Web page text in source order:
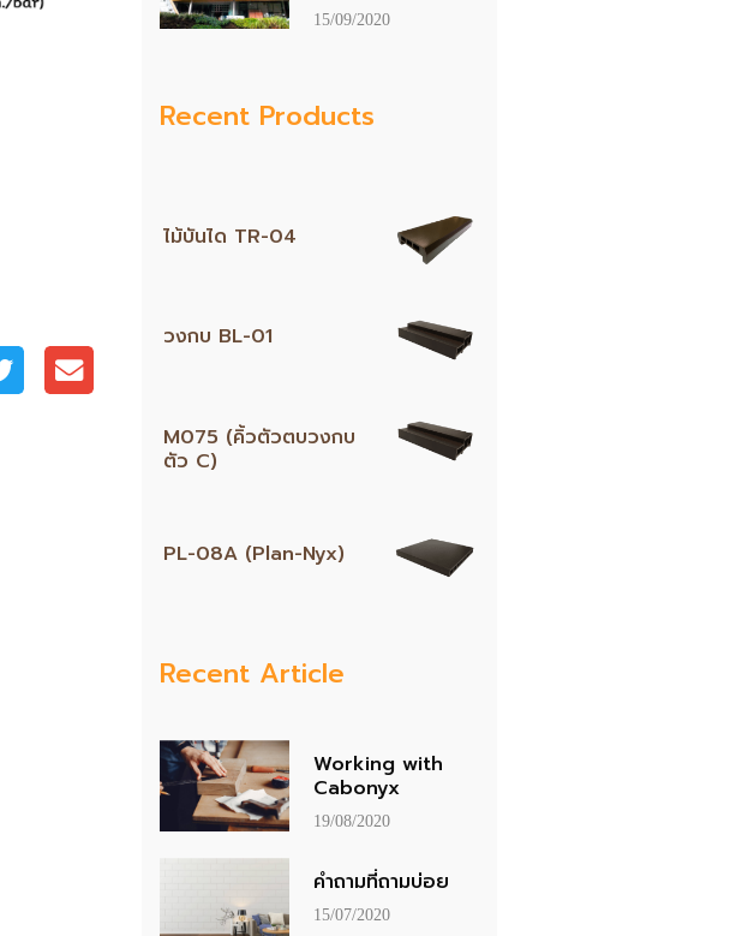
15/09/2020
Recent Products
ไม้บันได TR-04
วงกบ BL-01
M075 (คิ้วตัวตบวงกบ
ตัว C)
PL-08A (Plan-Nyx)
Recent Article
Working with
Cabonyx
19/08/2020
คำถามที่ถามบ่อย
15/07/2020